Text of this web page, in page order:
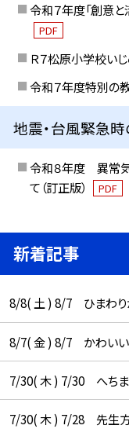
令和７年度「創意
PDF
Ｒ７松原小学校い
令和７年度特別の
地震・台風緊急
令和８年度 異常
て（訂正版）
PDF
新着記事
8/8( 土 ) 8/7 ひまわり
8/7( 金 ) 8/7 かわい
7/30( 木 ) 7/30 へち
7/30( 木 ) 7/28 先生